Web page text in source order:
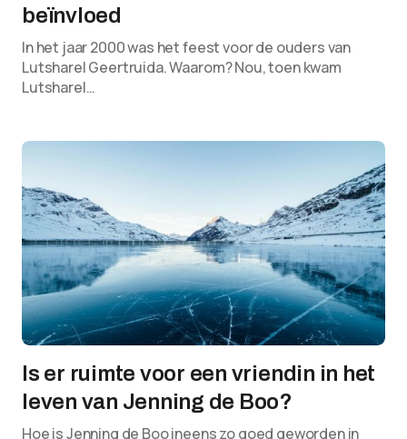
beïnvloed
In het jaar 2000 was het feest voor de ouders van
Lutsharel Geertruida. Waarom? Nou, toen kwam
Lutsharel…
Is er ruimte voor een vriendin in het
leven van Jenning de Boo?
Hoe is Jenning de Boo ineens zo goed geworden in